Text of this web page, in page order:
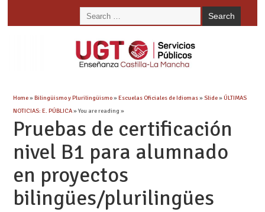
Home»Bilingüismo y Plurilingüismo»Escuelas Oficiales de Idiomas»Slide»ÚLTIMAS
NOTICIAS: E. PÚBLICA» You are reading »
Pruebas de certificación
nivel B1 para alumnado
en proyectos
bilingües/plurilingües